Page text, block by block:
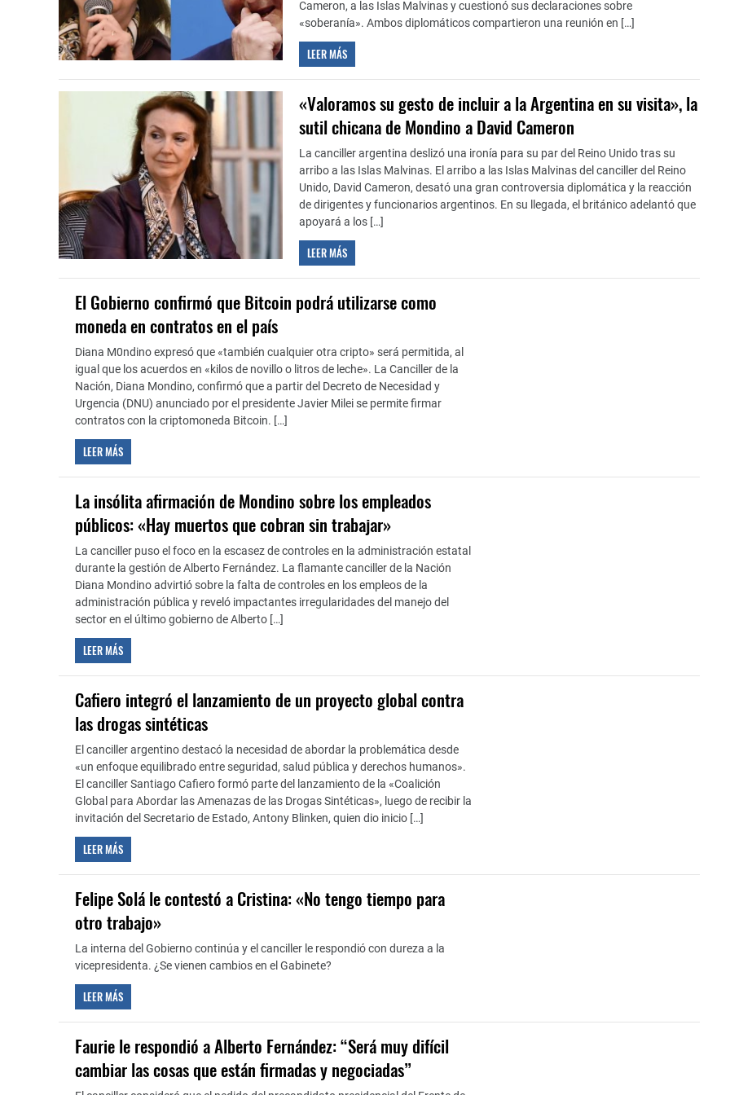
Cameron, a las Islas Malvinas y cuestionó sus declaraciones sobre
«soberanía». Ambos diplomáticos compartieron una reunión en […]
LEER MÁS
«Valoramos su gesto de incluir a la Argentina en su visita», la
sutil chicana de Mondino a David Cameron
La canciller argentina deslizó una ironía para su par del Reino Unido tras su
arribo a las Islas Malvinas. El arribo a las Islas Malvinas del canciller del Reino
Unido, David Cameron, desató una gran controversia diplomática y la reacción
de dirigentes y funcionarios argentinos. En su llegada, el británico adelantó que
apoyará a los […]
LEER MÁS
El Gobierno confirmó que Bitcoin podrá utilizarse como
moneda en contratos en el país
Diana M0ndino expresó que «también cualquier otra cripto» será permitida, al
igual que los acuerdos en «kilos de novillo o litros de leche». La Canciller de la
Nación, Diana Mondino, confirmó que a partir del Decreto de Necesidad y
Urgencia (DNU) anunciado por el presidente Javier Milei se permite firmar
contratos con la criptomoneda Bitcoin. […]
LEER MÁS
La insólita afirmación de Mondino sobre los empleados
públicos: «Hay muertos que cobran sin trabajar»
La canciller puso el foco en la escasez de controles en la administración estatal
durante la gestión de Alberto Fernández. La flamante canciller de la Nación
Diana Mondino advirtió sobre la falta de controles en los empleos de la
administración pública y reveló impactantes irregularidades del manejo del
sector en el último gobierno de Alberto […]
LEER MÁS
Cafiero integró el lanzamiento de un proyecto global contra
las drogas sintéticas
El canciller argentino destacó la necesidad de abordar la problemática desde
«un enfoque equilibrado entre seguridad, salud pública y derechos humanos».
El canciller Santiago Cafiero formó parte del lanzamiento de la «Coalición
Global para Abordar las Amenazas de las Drogas Sintéticas», luego de recibir la
invitación del Secretario de Estado, Antony Blinken, quien dio inicio […]
LEER MÁS
Felipe Solá le contestó a Cristina: «No tengo tiempo para
otro trabajo»
La interna del Gobierno continúa y el canciller le respondió con dureza a la
vicepresidenta. ¿Se vienen cambios en el Gabinete?
LEER MÁS
Faurie le respondió a Alberto Fernández: “Será muy difícil
cambiar las cosas que están firmadas y negociadas”